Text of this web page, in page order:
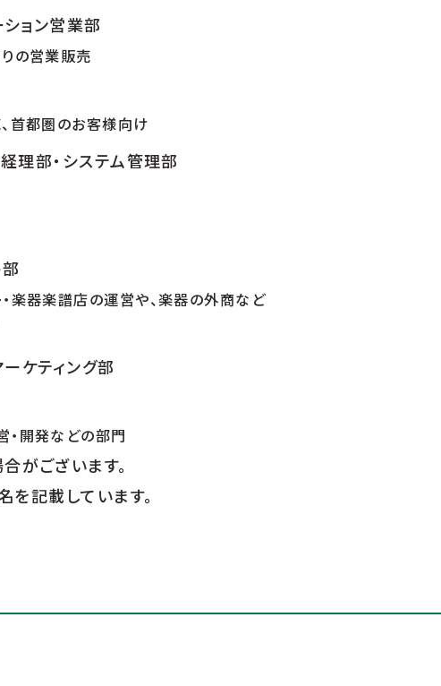
ョン営業部
の営業販売
首都圏のお客様向け
理部・システム管理部
楽器楽譜店の運営や、楽器の外商など
ケティング部
・開発などの部門
がございます。
記載しています。